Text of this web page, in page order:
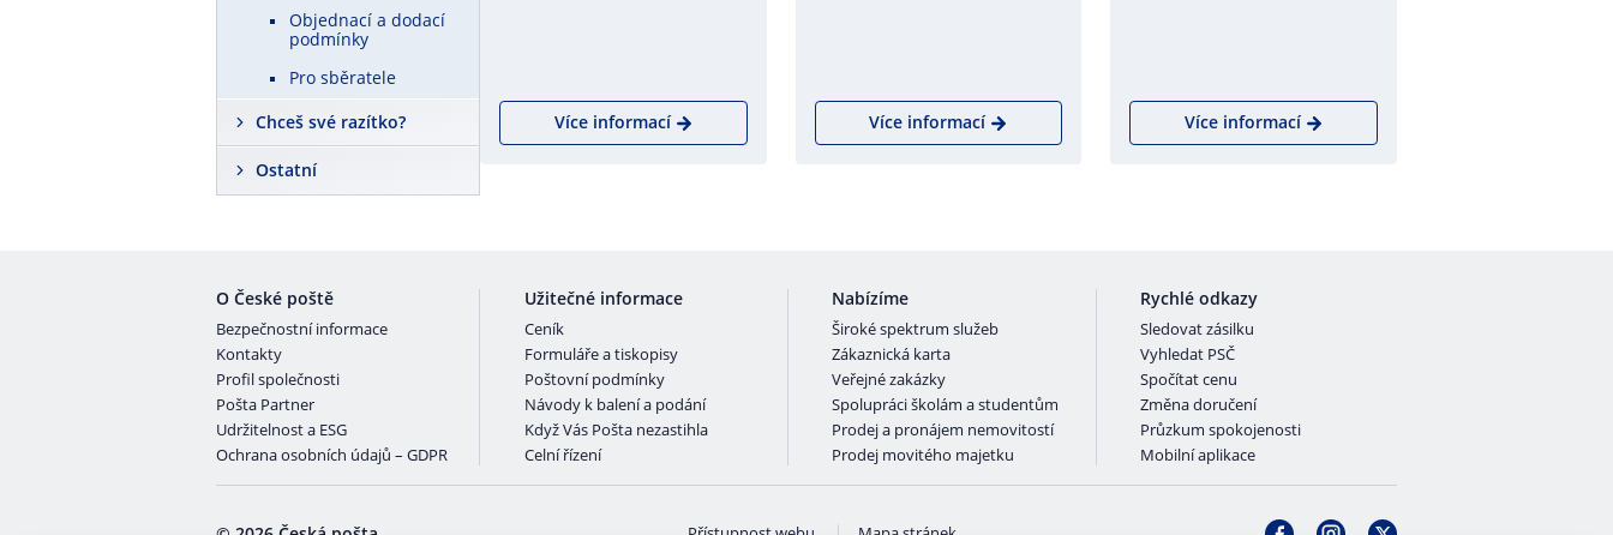
Objednací a dodací
podmínky
Pro sběratele
Chceš své razítko?
Ostatní
Více informací Více informací Více informací
O České poště
Bezpečnostní informace
Kontakty
Profil společnosti
Pošta Partner
Udržitelnost a ESG
Ochrana osobních údajů – GDPR
Užitečné informace
Ceník
Formuláře a tiskopisy
Poštovní podmínky
Návody k balení a podání
Když Vás Pošta nezastihla
Celní řízení
Nabízíme
Široké spektrum služeb
Zákaznická karta
Veřejné zakázky
Spolupráci školám a studentům
Prodej a pronájem nemovitostí
Prodej movitého majetku
Rychlé odkazy
Sledovat zásilku
Vyhledat PSČ
Spočítat cenu
Změna doručení
Průzkum spokojenosti
Mobilní aplikace